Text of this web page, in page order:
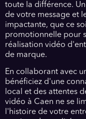
toute la différence.
de votre message et
impactante, que ce
promotionnelle pour
réalisation vidéo
de marque.
En collaborant avec
bénéficiez d'une
local et des attentes
vidéo à Caen ne se
l'histoire de votre